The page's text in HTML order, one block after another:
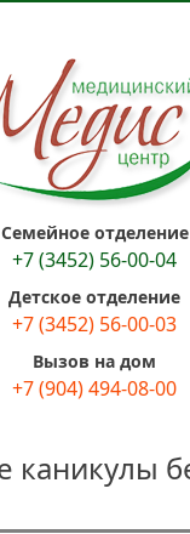
Семейное отделение
+7 (3452) 56-00-04
Детское отделение
+7 (3452) 56-00-03
Вызов на дом
+7 (904) 494-08-00